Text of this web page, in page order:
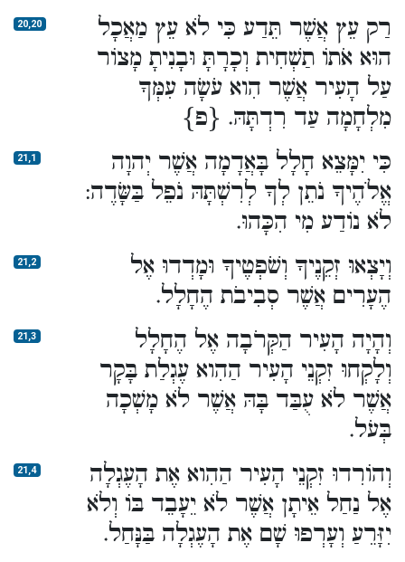
20,20
רַק עֵץ אֲשֶׁר תֵּדַע כִּי לֹא עֵץ מַאֲכָל
הוּא אֹתוֹ תַשְׁחִית וְכָרָתָּ וּבָנִיתָ מָצוֹר
עַל הָעִיר אֲשֶׁר הִוא עֹשָׂה עִמְּךָ
מִלְחָמָה עַד רִדְתָּהּ. {פ}
21,1
כִּי יִמָּצֵא חָלָל בָּאֲדָמָה אֲשֶׁר יְהוָה
אֱלֹהֶיךָ נֹתֵן לְךָ לְרִשְׁתָּהּ נֹפֵל בַּשָּׂדֶה:
לֹא נוֹדַע מִי הִכָּהוּ.
21,2
וְיָצְאוּ זְקֵנֶיךָ וְשֹׁפְטֶיךָ וּמָדְדוּ אֶל
הֶעָרִים אֲשֶׁר סְבִיבֹת הֶחָלָל.
21,3
וְהָיָה הָעִיר הַקְּרֹבָה אֶל הֶחָלָל
וְלָקְחוּ זִקְנֵי הָעִיר הַהִוא עֶגְלַת בָּקָר
אֲשֶׁר לֹא עֻבַּד בָּהּ אֲשֶׁר לֹא מָשְׁכָה
בְּעֹל.
21,4
וְהוֹרִדוּ זִקְנֵי הָעִיר הַהִוא אֶת הָעֶגְלָה
אֶל נַחַל אֵיתָן אֲשֶׁר לֹא יֵעָבֵד בּוֹ וְלֹא
יִזָּרֵעַ וְעָרְפוּ שָׁם אֶת הָעֶגְלָה בַּנָּחַל.